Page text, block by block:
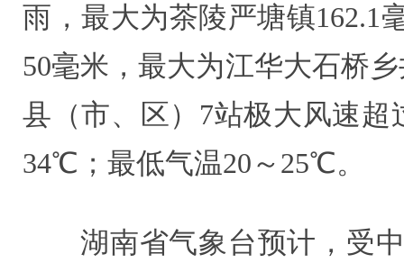
雨，最大为茶陵严塘镇162.1
50毫米，最大为江华大石桥
县（市、区）7站极大风速超
34℃；最低气温20～25℃。
湖南省气象台预计，受